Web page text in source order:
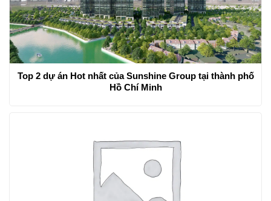
Top 2 dự án Hot nhất của Sunshine Group tại thành phố
Hồ Chí Minh